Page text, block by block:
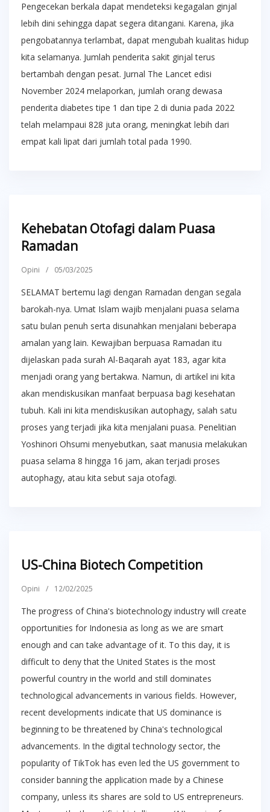
Pengecekan berkala dapat mendeteksi kegagalan ginjal
lebih dini sehingga dapat segera ditangani. Karena, jika
pengobatannya terlambat, dapat mengubah kualitas hidup
kita selamanya. Jumlah penderita sakit ginjal terus
bertambah dengan pesat. Jurnal The Lancet edisi
November 2024 melaporkan, jumlah orang dewasa
penderita diabetes tipe 1 dan tipe 2 di dunia pada 2022
telah melampaui 828 juta orang, meningkat lebih dari
empat kali lipat dari jumlah total pada 1990.
Kehebatan Otofagi dalam Puasa
Ramadan
Opini / 05/03/2025
SELAMAT bertemu lagi dengan Ramadan dengan segala
barokah-nya. Umat Islam wajib menjalani puasa selama
satu bulan penuh serta disunahkan menjalani beberapa
amalan yang lain. Kewajiban berpuasa Ramadan itu
dijelaskan pada surah Al-Baqarah ayat 183, agar kita
menjadi orang yang bertakwa. Namun, di artikel ini kita
akan mendiskusikan manfaat berpuasa bagi kesehatan
tubuh. Kali ini kita mendiskusikan autophagy, salah satu
proses yang terjadi jika kita menjalani puasa. Penelitian
Yoshinori Ohsumi menyebutkan, saat manusia melakukan
puasa selama 8 hingga 16 jam, akan terjadi proses
autophagy, atau kita sebut saja otofagi.
US-China Biotech Competition
Opini / 12/02/2025
The progress of China's biotechnology industry will create
opportunities for Indonesia as long as we are smart
enough and can take advantage of it. To this day, it is
difficult to deny that the United States is the most
powerful country in the world and still dominates
technological advancements in various fields. However,
recent developments indicate that US dominance is
beginning to be threatened by China's technological
advancements. In the digital technology sector, the
popularity of TikTok has even led the US government to
consider banning the application made by a Chinese
company, unless its shares are sold to US entrepreneurs.